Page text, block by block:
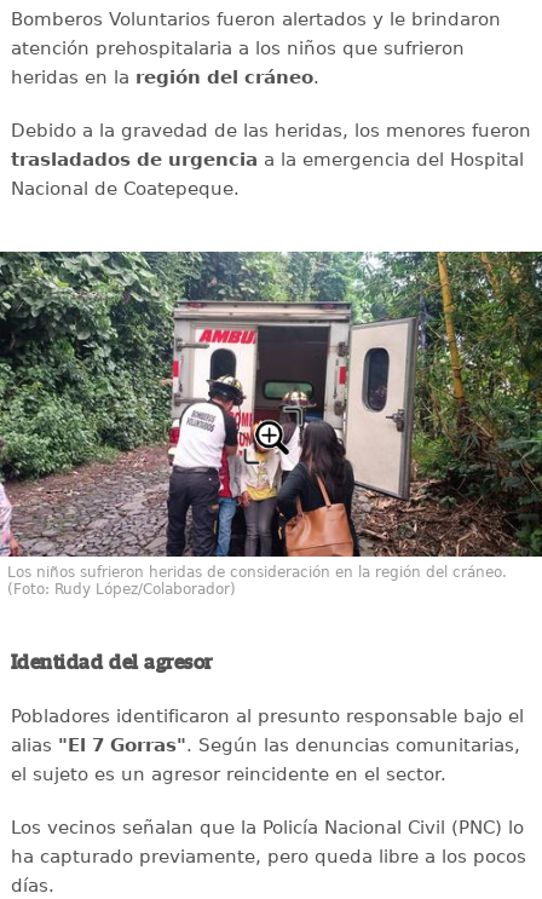
Bomberos Voluntarios fueron alertados y le brindaron
atención prehospitalaria a los niños que sufrieron
heridas en la región del cráneo.
Debido a la gravedad de las heridas, los menores fueron
trasladados de urgencia a la emergencia del Hospital
Nacional de Coatepeque.
Los niños sufrieron heridas de consideración en la región del cráneo.
(Foto: Rudy López/Colaborador)
Identidad del agresor
Pobladores identificaron al presunto responsable bajo el
alias "El 7 Gorras". Según las denuncias comunitarias,
el sujeto es un agresor reincidente en el sector.
Los vecinos señalan que la Policía Nacional Civil (PNC) lo
ha capturado previamente, pero queda libre a los pocos
días.